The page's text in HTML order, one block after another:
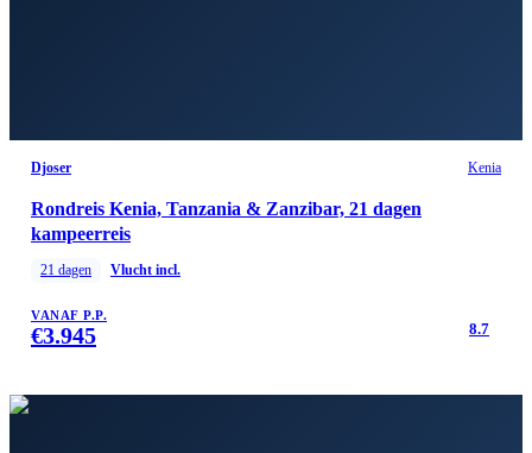
Djoser Kenia
Rondreis Kenia, Tanzania & Zanzibar, 21 dagen
kampeerreis
21 dagen Vlucht incl.
VANAF P.P.
€3.945 8.7